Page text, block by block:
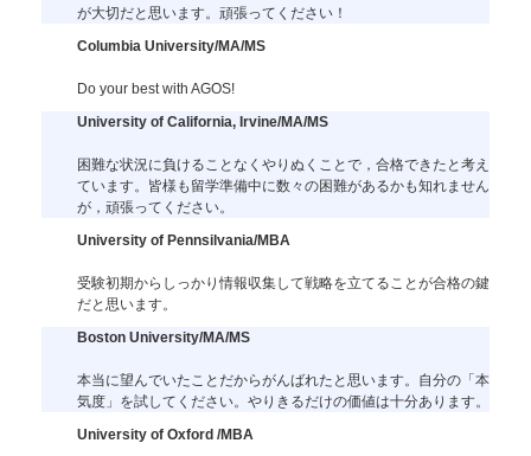
が大切だと思います。頑張ってください！
Columbia University/MA/MS
Do your best with AGOS!
University of California, Irvine/MA/MS
困難な状況に負けることなくやりぬくことで，合格できたと考え
ています。皆様も留学準備中に数々の困難があるかも知れません
が，頑張ってください。
University of Pennsilvania/MBA
受験初期からしっかり情報収集して戦略を立てることが合格の鍵
だと思います。
Boston University/MA/MS
本当に望んでいたことだからがんばれたと思います。自分の「本
気度」を試してください。やりきるだけの価値は十分あります。
University of Oxford /MBA